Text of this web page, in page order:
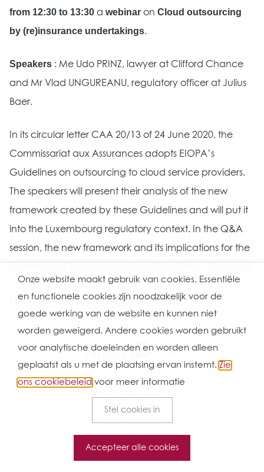
from 12:30 to 13:30 a webinar on Cloud outsourcing
by (re)insurance undertakings.
Speakers : Me Udo PRINZ, lawyer at Clifford Chance
and Mr Vlad UNGUREANU, regulatory officer at Julius
Baer.
In its circular letter CAA 20/13 of 24 June 2020, the
Commissariat aux Assurances adopts EIOPA’s
Guidelines on outsourcing to cloud service providers.
The speakers will present their analysis of the new
framework created by these Guidelines and will put it
into the Luxembourg regulatory context. In the Q&A
session, the new framework and its implications for the
More information and registrationhere.
Gebruiksvoorwaarden
Algemene voorwaarden
Cookie Policy
Privacyverklaring
Website van
Onze website maakt gebruik van cookies. Essentiële
en functionele cookies zijn noodzakelijk voor de
goede werking van de website en kunnen niet
worden geweigerd. Andere cookies worden gebruikt
voor analytische doeleinden en worden alleen
geplaatst als u met de plaatsing ervan instemt. Zie
ons cookiebeleid voor meer informatie
Stel cookies in
Accepteer alle cookies